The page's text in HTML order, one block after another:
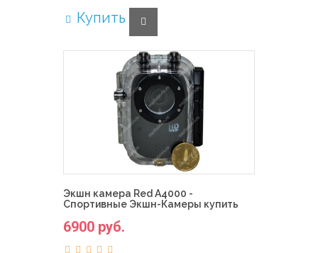
Купить
Экшн камера Red A4000 -
Спортивные Экшн-Камеры купить
6900 руб.